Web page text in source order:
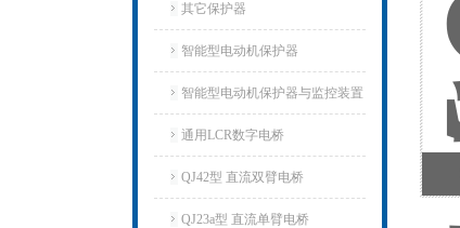
其它保护器
智能型电动机保护器
智能型电动机保护器与监控装置
通用LCR数字电桥
QJ42型 直流双臂电桥
QJ23a型 直流单臂电桥